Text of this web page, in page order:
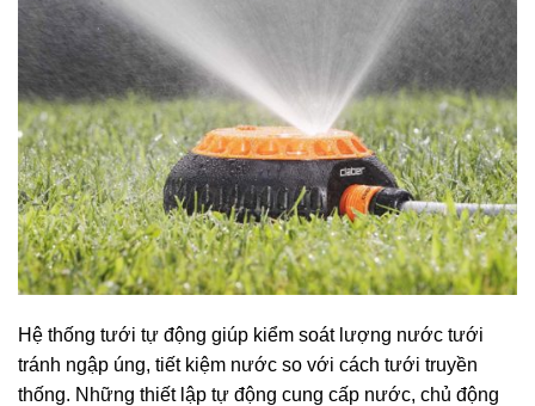
Hệ thống tưới tự động giúp kiểm soát lượng nước tưới
tránh ngập úng, tiết kiệm nước so với cách tưới truyền
thống. Những thiết lập tự động cung cấp nước, chủ động